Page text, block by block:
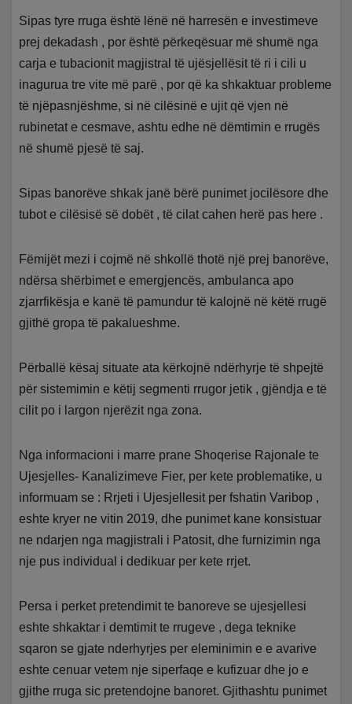
Sipas tyre rruga është lënë në harresën e investimeve
prej dekadash , por është përkeqësuar më shumë nga
carja e tubacionit magjistral të ujësjellësit të ri i cili u
inagurua tre vite më parë , por që ka shkaktuar probleme
të njëpasnjëshme, si në cilësinë e ujit që vjen në
rubinetat e cesmave, ashtu edhe në dëmtimin e rrugës
në shumë pjesë të saj.
Sipas banorëve shkak janë bërë punimet jocilësore dhe
tubot e cilësisë së dobët , të cilat cahen herë pas here .
Fëmijët mezi i cojmë në shkollë thotë një prej banorëve,
ndërsa shërbimet e emergjencës, ambulanca apo
zjarrfikësja e kanë të pamundur të kalojnë në këtë rrugë
gjithë gropa të pakalueshme.
Përballë kësaj situate ata kërkojnë ndërhyrje të shpejtë
për sistemimin e këtij segmenti rrugor jetik , gjëndja e të
cilit po i largon njerëzit nga zona.
Nga informacioni i marre prane Shoqerise Rajonale te
Ujesjelles- Kanalizimeve Fier, per kete problematike, u
informuam se : Rrjeti i Ujesjellesit per fshatin Varibop ,
eshte kryer ne vitin 2019, dhe punimet kane konsistuar
ne ndarjen nga magjistrali i Patosit, dhe furnizimin nga
nje pus individual i dedikuar per kete rrjet.
Persa i perket pretendimit te banoreve se ujesjellesi
eshte shkaktar i demtimit te rrugeve , dega teknike
sqaron se gjate nderhyrjes per eleminimin e e avarive
eshte cenuar vetem nje siperfaqe e kufizuar dhe jo e
gjithe rruga sic pretendojne banoret. Gjithashtu punimet